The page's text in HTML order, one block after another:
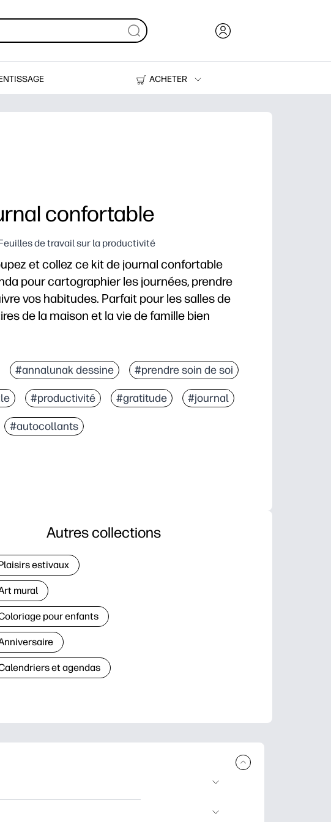
ACHETER
Imprimantes
confortable
de travail sur la productivité
et collez ce kit de journal confortable
pour cartographier les journées, prendre
vos habitudes. Parfait pour les salles de
de la maison et la vie de famille bien
: il vous suffit d'imprimer, de couper et de coller dans
le monde de rester sur la même longueur d'onde : les
: les outils visuels de suivi des habitudes et des objectifs
: mélangez et assortissez les pièces, réimprimez les
#annalunak dessine #prendre soin de soi
#productivité #gratitude #journal
#autocollants
Autres collections
estivaux
mural
pour enfants
et agendas